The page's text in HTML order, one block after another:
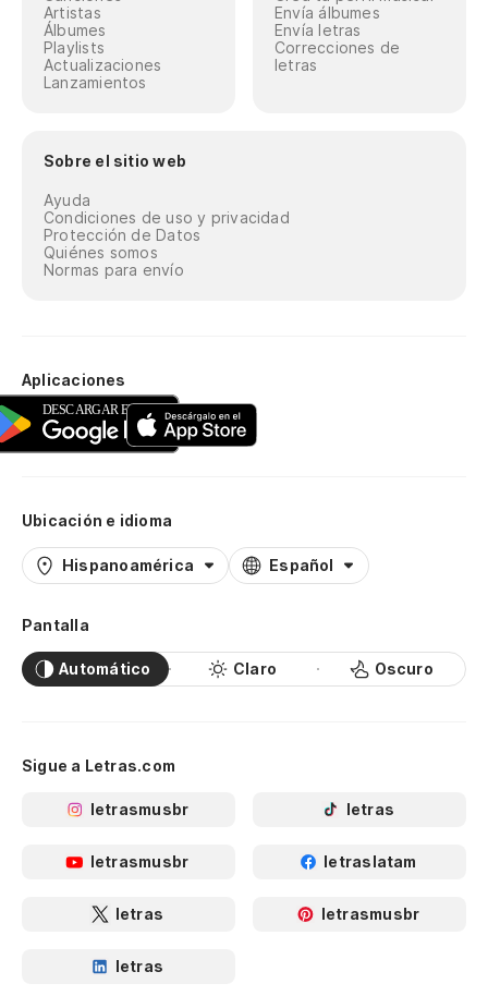
Artistas
Álbumes
Playlists
Actualizaciones
Lanzamientos
Envía álbumes
Envía letras
Correcciones de
letras
Sobre el sitio web
Ayuda
Condiciones de uso y privacidad
Protección de Datos
Quiénes somos
Normas para envío
Aplicaciones
Ubicación e idioma
Hispanoamérica Español
Pantalla
Automático Claro Oscuro
Sigue a Letras.com
letrasmusbr letras
letrasmusbr letraslatam
letras letrasmusbr
letras